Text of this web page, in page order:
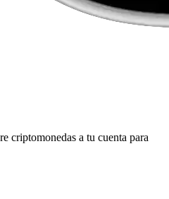
criptomonedas a tu cuenta para